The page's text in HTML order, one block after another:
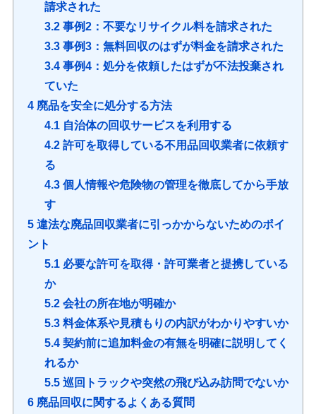
請求された
3.2事例2：不要なリサイクル料を請求された
3.3事例3：無料回収のはずが料金を請求された
3.4事例4：処分を依頼したはずが不法投棄され
ていた
4廃品を安全に処分する方法
4.1自治体の回収サービスを利用する
4.2許可を取得している不用品回収業者に依頼す
る
4.3個人情報や危険物の管理を徹底してから手放
す
5違法な廃品回収業者に引っかからないためのポイ
ント
5.1必要な許可を取得・許可業者と提携している
か
5.2会社の所在地が明確か
5.3料金体系や見積もりの内訳がわかりやすいか
5.4契約前に追加料金の有無を明確に説明してく
れるか
5.5巡回トラックや突然の飛び込み訪問でないか
6廃品回収に関するよくある質問